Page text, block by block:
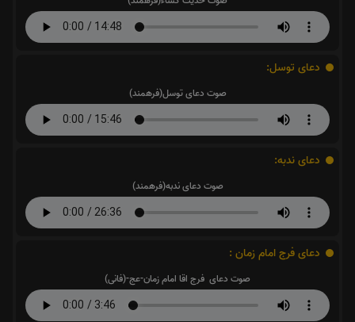
دعای توسل:
صوت دعای توسل(فرهمند)
دعای ندبه:
صوت دعای ندبه(فرهمند)
دعای فرج امام زمان :
صوت دعای فرج اقا امام زمان-عج-(فانی)